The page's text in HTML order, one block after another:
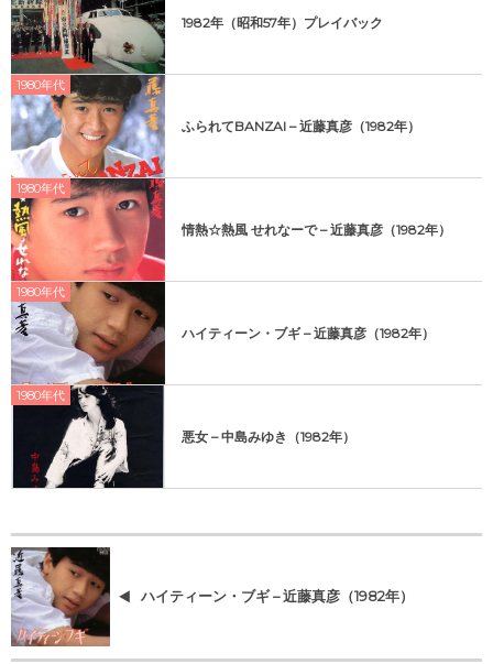
1982年（昭和57年）プレイバック
1980年代
ふられてBANZAI – 近藤真彦（1982年）
1980年代
情熱☆熱風 せれなーで – 近藤真彦（1982年）
1980年代
ハイティーン・ブギ – 近藤真彦（1982年）
1980年代
悪女 – 中島みゆき（1982年）
ハイティーン・ブギ – 近藤真彦（1982年）